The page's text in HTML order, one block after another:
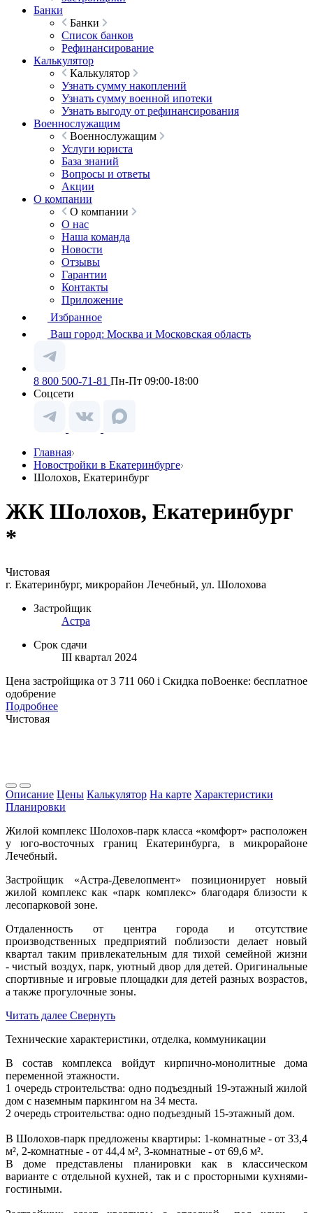
Банки
Банки
Список банков
Рефинансирование
Калькулятор
Калькулятор
Узнать сумму накоплений
Узнать сумму военной ипотеки
Узнать выгоду от рефинансирования
Военнослужащим
Военнослужащим
Услуги юриста
База знаний
Вопросы и ответы
Акции
О компании
О компании
О нас
Наша команда
Новости
Отзывы
Гарантии
Контакты
Приложение
Избранное
Ваш город: Москва и Московская область
8 800 500-71-81 Пн-Пт 09:00-18:00
Соцсети
Главная
Новостройки в Екатеринбурге
Шолохов, Екатеринбург
ЖК Шолохов, Екатеринбург
*
Чистовая
г. Екатеринбург, микрорайон Лечебный, ул. Шолохова
Застройщик
Астра
Срок сдачи
III квартал 2024
Цена застройщика от 3 711 060 i Скидка поВоенке: бесплатное
одобрение
Подробнее
Чистовая
Описание Цены Калькулятор На карте Характеристики
Планировки
Жилой комплекс Шолохов-парк класса «комфорт» расположен
у юго-восточных границ Екатеринбурга, в микрорайоне
Лечебный.
Застройщик «Астра-Девелопмент» позиционирует новый
жилой комплекс как «парк комплекс» благодаря близости к
лесопарковой зоне.
Отдаленность от центра города и отсутствие
производственных предприятий поблизости делает новый
квартал таким привлекательным для тихой семейной жизни
- чистый воздух, парк, уютный двор для детей. Оригинальные
спортивные и игровые площадки для детей разных возрастов,
а также прогулочные зоны.
Читать далее Свернуть
Технические характеристики, отделка, коммуникации
В состав комплекса войдут кирпично-монолитные дома
переменной этажности.
1 очередь строительства: одно подъездный 19-этажный жилой
дом с наземным паркингом на 34 места.
2 очередь строительства: одно подъездный 15-этажный дом.
В Шолохов-парк предложены квартиры: 1-комнатные - от 33,4
м², 2-комнатные - от 44,4 м², 3-комнатные - от 69,6 м².
В доме представлены планировки как в классическом
варианте с отдельной кухней, так и с просторными кухнями-
гостиными.